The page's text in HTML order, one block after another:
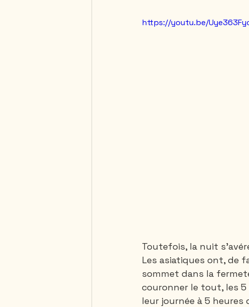
https://youtu.be/
Toutefois, la nuit
Les asiatiques ont, de
sommet dans la
couronner le tout, les
leur journée à 5